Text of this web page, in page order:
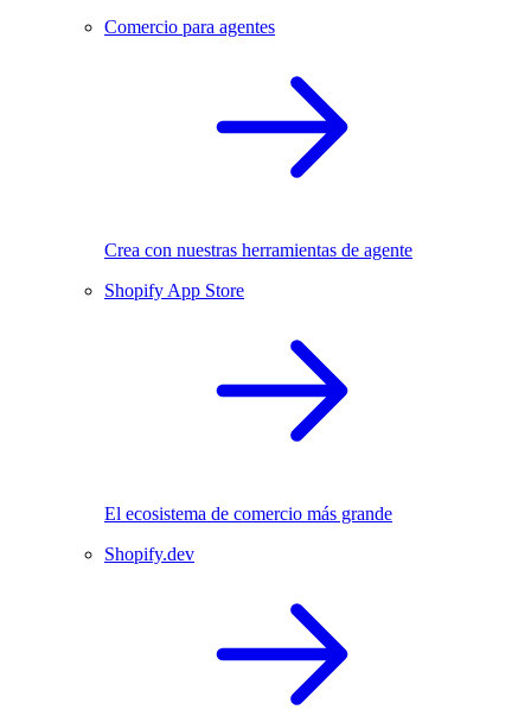
Comercio para agentes
Crea con nuestras herramientas de agente
Shopify App Store
El ecosistema de comercio más grande
Shopify.dev